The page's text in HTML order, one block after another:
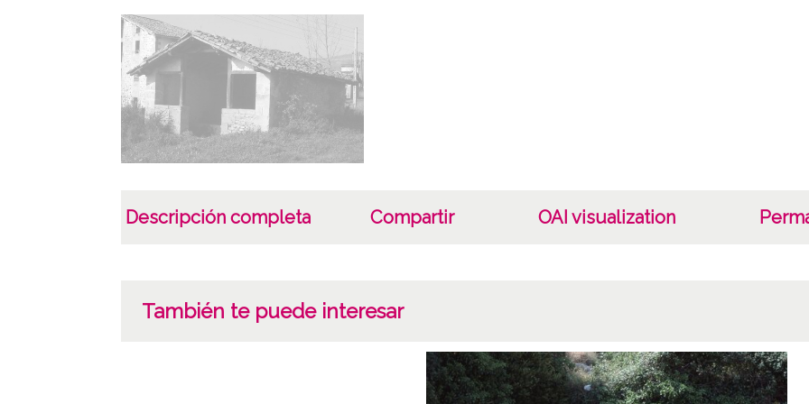
Descripción completa Compartir OAI visualization
También te puede interesar